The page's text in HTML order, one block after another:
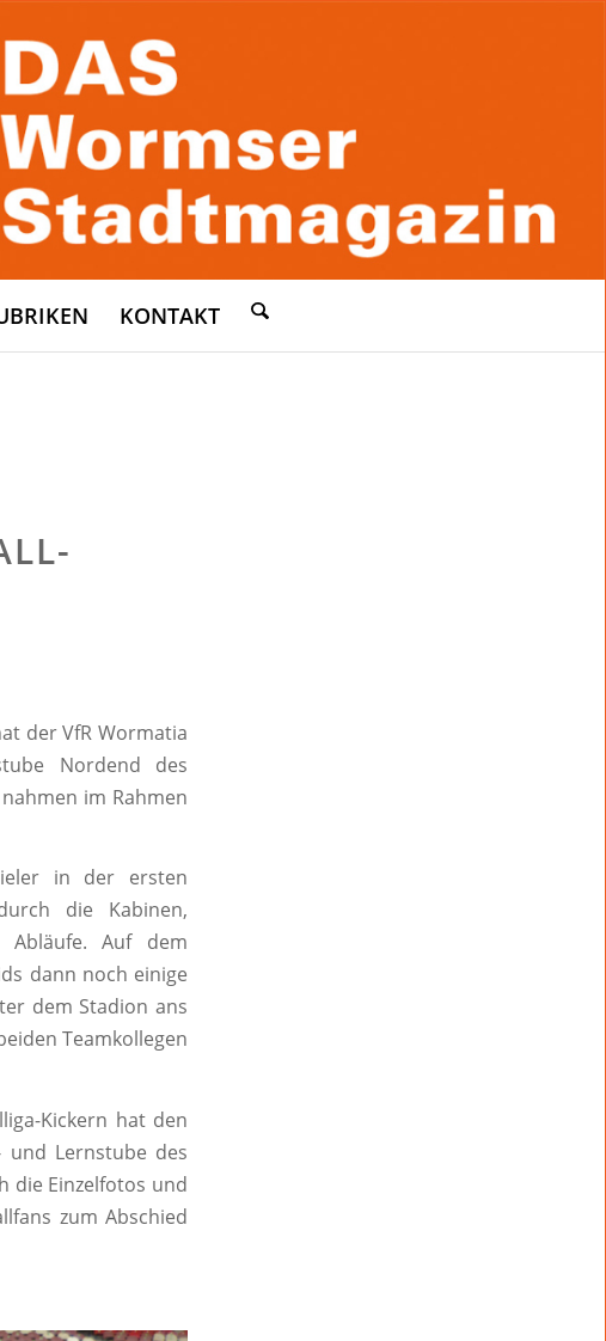
KONTAKT
V
der VfR Wormatia
Nordend des
im Rahmen
in der ersten
die Kabinen,
Abläufe. Auf dem
dann noch einige
dem Stadion ans
Teamkollegen
Kickern hat den
und Lernstube des
die Einzelfotos und
zum Abschied